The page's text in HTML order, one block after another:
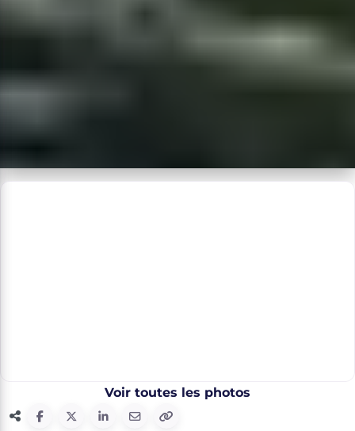
Voir toutes les photos